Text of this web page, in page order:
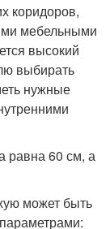
коридоров,
мебельными
высокий
выбирать
нужные
равна 60 см, а
может быть